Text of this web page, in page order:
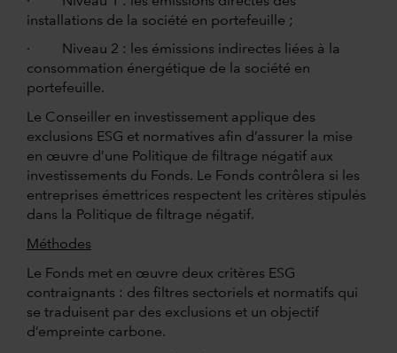
installations de la société en portefeuille ;
· Niveau 2 : les émissions indirectes liées à la
consommation énergétique de la société en
portefeuille.
Le Conseiller en investissement applique des
exclusions ESG et normatives afin d’assurer la mise
en œuvre d’une Politique de filtrage négatif aux
investissements du Fonds. Le Fonds contrôlera si les
entreprises émettrices respectent les critères stipulés
dans la Politique de filtrage négatif.
Méthodes
Le Fonds met en œuvre deux critères ESG
contraignants : des filtres sectoriels et normatifs qui
se traduisent par des exclusions et un objectif
d’empreinte carbone.